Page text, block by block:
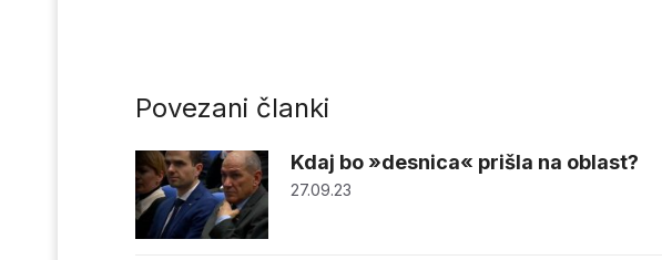
Povezani članki
Kdaj bo »desnica« prišla na oblast?
27.09.23